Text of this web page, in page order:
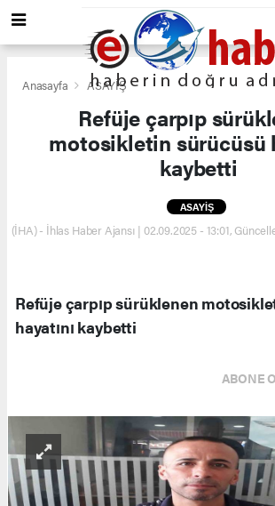
Anasayfa ASAYİŞ
Refüje çarpıp
motosikletin sürücüsü
kaybetti
ASAYİŞ
(İHA) - İhlas Haber Ajansı | 02.09.2025 - 13:01,
Refüje çarpıp sürüklenen
hayatını kaybetti
ABONE